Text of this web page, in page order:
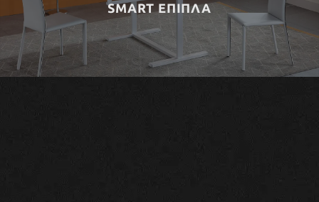
SMART ΕΠΙΠΛΑ